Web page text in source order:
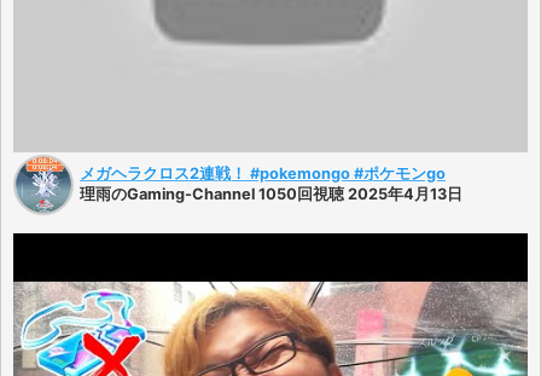
メガヘラクロス2連戦！ #pokemongo #ポケモンgo
理雨のGaming-Channel 1050回視聴 2025年4月13日